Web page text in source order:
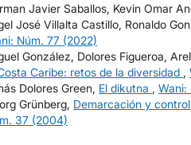
Javier Saballos, Kevin Omar
José Villalta Castillo, Ronaldo
Núm. 77 (2022)
González, Dolores Figueroa,
Caribe: retos de la diversidad ,
Dolores Green, El dikutna , Wani:
Grünberg, Demarcación y
37 (2004)